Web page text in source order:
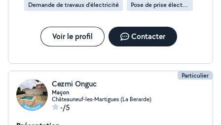
Demande de travaux d’électricité Pose de prise électrique
Voir le profil Contacter
Particulier
Cezmi Onguc
Maçon
Châteauneuf-les-Martigues (La Berarde)
-/5